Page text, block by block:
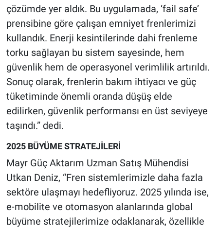
çözümde yer aldık. Bu uygulamada, ‘fail safe’
prensibine göre çalışan emniyet frenlerimizi
kullandık. Enerji kesintilerinde dahi frenleme
torku sağlayan bu sistem sayesinde, hem
güvenlik hem de operasyonel verimlilik artırıldı.
Sonuç olarak, frenlerin bakım ihtiyacı ve güç
tüketiminde önemli oranda düşüş elde
edilirken, güvenlik performansı en üst seviyeye
taşındı.” dedi.
2025 BÜYÜME STRATEJİLERİ
Mayr Güç Aktarım Uzman Satış Mühendisi
Utkan Deniz, “Fren sistemlerimizle daha fazla
sektöre ulaşmayı hedefliyoruz. 2025 yılında ise,
e-mobilite ve otomasyon alanlarında global
büyüme stratejilerimize odaklanarak, özellikle